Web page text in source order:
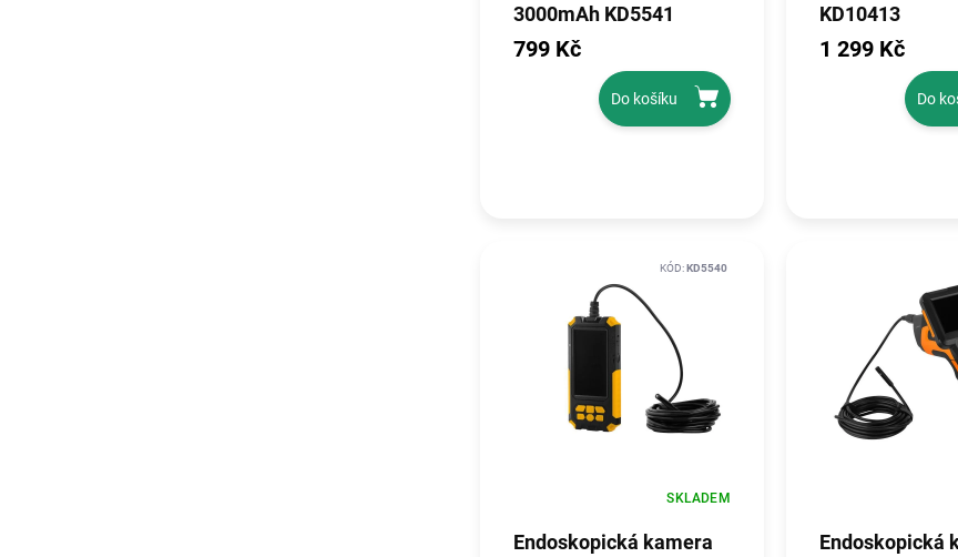
3000mAh KD5541
799 Kč
Do košíku
KD10413
1 299 Kč
Do
Endoskopická kamera
SKLADEM
KÓD:KD5540
Endoskopická